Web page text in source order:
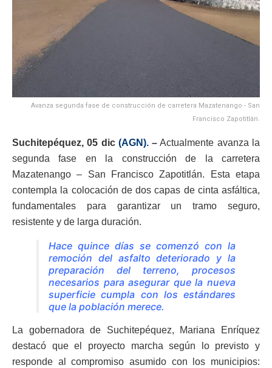
Avanza segunda fase de construcción de carretera Mazatenango - San
Francisco Zapotitlán.
Suchitepéquez, 05 dic (AGN).– Actualmente avanza la
segunda fase en la construcción de la carretera
Mazatenango – San Francisco Zapotitlán. Esta etapa
contempla la colocación de dos capas de cinta asfáltica,
fundamentales para garantizar un tramo seguro,
resistente y de larga duración.
Hace quince días se comenzó con la
remoción del asfalto deteriorado y la
preparación del terreno, procesos
necesarios para asegurar que la nueva
superficie cumpla con los estándares
que la población merece.
La gobernadora de Suchitepéquez, Mariana Enríquez
destacó que el proyecto marcha según lo previsto y
responde al compromiso asumido con los municipios: